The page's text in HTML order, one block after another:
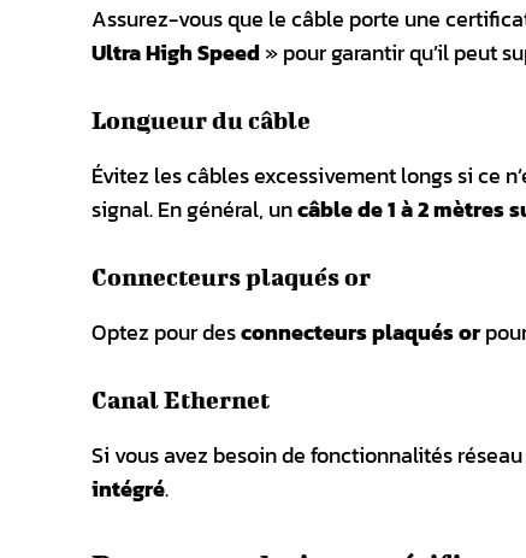
Assurez-vous que le câble porte une
Ultra High Speed» pour garantir qu’il peut
Longueur du câble
Évitez les câbles excessivement longs si ce
signal. En général, uncâble de 1 à 2 mètres
Connecteurs plaqués or
Optez pour desconnecteurs plaqués or
Canal Ethernet
Si vous avez besoin de fonctionnalités
intégré.